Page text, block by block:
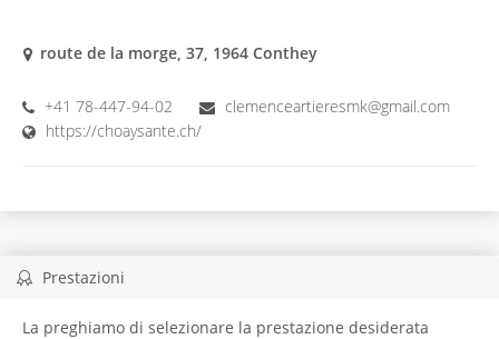
route de la morge, 37, 1964 Conthey
+41 78-447-94-02
clemenceartieresmk@gmail.com
https://choaysante.ch/
Prestazioni
La preghiamo di selezionare la prestazione desiderata